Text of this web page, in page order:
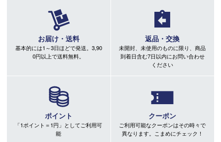
お届け・送料
基本的には1～3日ほどで発送。3,90
0円以上で送料無料。
返品・交換
未開封、未使用のものに限り、商品
到着日含む7日以内にお問い合わせ
ください
ポイント
「1ポイント＝1円」としてご利用可
能
クーポン
ご利用可能なクーポンはその時々で
異なります。こまめにチェック！